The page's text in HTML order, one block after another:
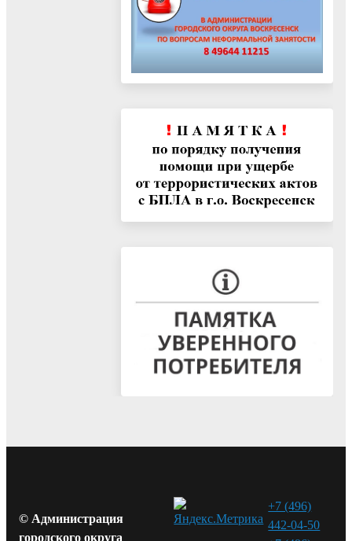
© Администрация
городского округа
+7 (496)
442-04-50